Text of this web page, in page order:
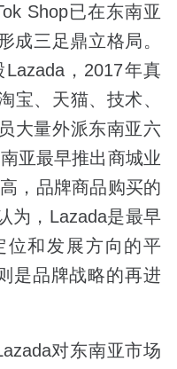
Shop已在东南亚
成三足鼎立格局。
，2017年真
宝、天猫、技术、
大量外派东南亚六
亚最早推出商城业
，品牌商品购买的
为，Lazada是最早
位和发展方向的平
是品牌战略的再进
对东南亚市场